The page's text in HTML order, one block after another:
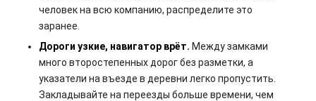
человек на всю компанию, распределите это
заранее.
Дороги узкие, навигатор врёт. Между замками
много второстепенных дорог без разметки, а
указатели на въезде в деревни легко пропустить.
Закладывайте на переезды больше времени, чем